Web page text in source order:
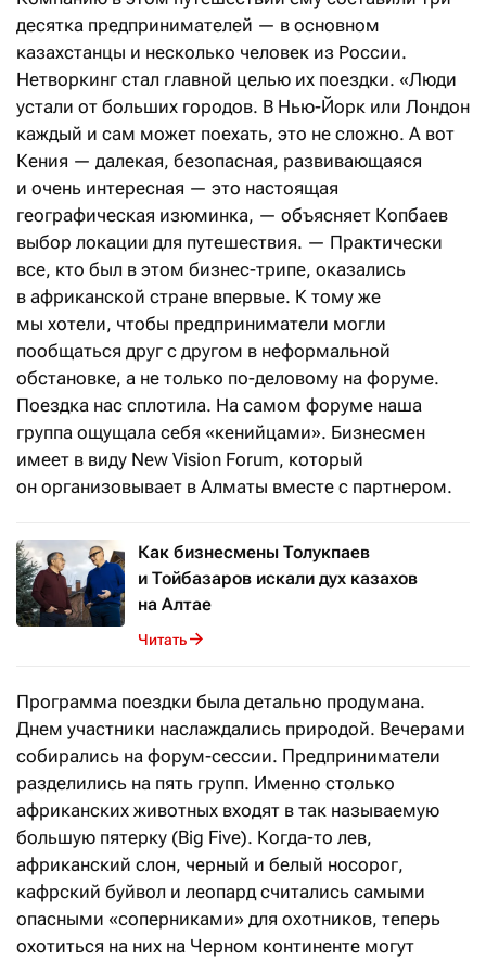
десятка предпринимателей — в основном
казахстанцы и несколько человек из России.
Нетворкинг стал главной целью их поездки. «Люди
устали от больших городов. В Нью-Йорк или Лондон
каждый и сам может поехать, это не сложно. А вот
Кения — далекая, безопасная, развивающаяся
и очень интересная — это настоящая
географическая изюминка, — объясняет Копбаев
выбор локации для путешествия. — Практически
все, кто был в этом бизнес-трипе, оказались
в африканской стране впервые. К тому же
мы хотели, чтобы предприниматели могли
пообщаться друг с другом в неформальной
обстановке, а не только по-деловому на форуме.
Поездка нас сплотила. На самом форуме наша
группа ощущала себя «кенийцами». Бизнесмен
имеет в виду New Vision Forum, который
он организовывает в Алматы вместе с партнером.
Как бизнесмены Толукпаев
и Тойбазаров искали дух казахов
на Алтае
Читать
Программа поездки была детально продумана.
Днем участники наслаждались природой. Вечерами
собирались на форум-сессии. Предприниматели
разделились на пять групп. Именно столько
африканских животных входят в так называемую
большую пятерку (Big Five). Когда-то лев,
африканский слон, черный и белый носорог,
кафрский буйвол и леопард считались самыми
опасными «соперниками» для охотников, теперь
охотиться на них на Черном континенте могут